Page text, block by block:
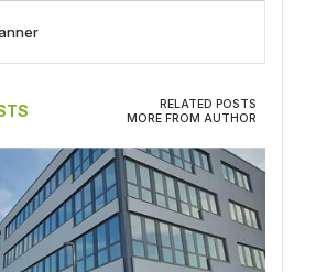
RELATED POSTS
MORE FROM AUTHOR